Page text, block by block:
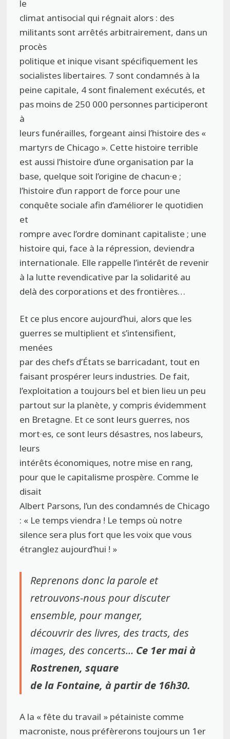
le
climat antisocial qui régnait alors : des
militants sont arrêtés arbitrairement, dans un
procès
politique et inique visant spécifiquement les
socialistes libertaires. 7 sont condamnés à la
peine capitale, 4 sont finalement exécutés, et
pas moins de 250 000 personnes participeront
à
leurs funérailles, forgeant ainsi l’histoire des «
martyrs de Chicago ». Cette histoire terrible
est aussi l’histoire d’une organisation par la
base, quelque soit l’origine de chacun·e ;
l’histoire d’un rapport de force pour une
conquête sociale afin d’améliorer le quotidien
et
rompre avec l’ordre dominant capitaliste ; une
histoire qui, face à la répression, deviendra
internationale. Elle rappelle l’intérêt de revenir
à la lutte revendicative par la solidarité au
delà des corporations et des frontières…
Et ce plus encore aujourd’hui, alors que les
guerres se multiplient et s’intensifient,
menées
par des chefs d’États se barricadant, tout en
faisant prospérer leurs industries. De fait,
l’exploitation a toujours bel et bien lieu un peu
partout sur la planète, y compris évidemment
en Bretagne. Et ce sont leurs guerres, nos
mort·es, ce sont leurs désastres, nos labeurs,
leurs
intérêts économiques, notre mise en rang,
pour que le capitalisme prospère. Comme le
disait
Albert Parsons, l’un des condamnés de Chicago
: « Le temps viendra ! Le temps où notre
silence sera plus fort que les voix que vous
étranglez aujourd’hui ! »
Reprenons donc la parole et
retrouvons-nous pour discuter
ensemble, pour manger,
découvrir des livres, des tracts, des
images, des concerts… Ce 1er mai à
Rostrenen, square
de la Fontaine, à partir de 16h30.
A la « fête du travail » pétainiste comme
macroniste, nous préfèrerons toujours un 1er